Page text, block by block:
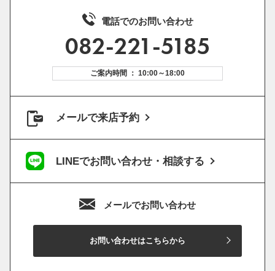
電話でのお問い合わせ
082-221-5185
ご案内時間 ： 10:00～18:00
メールで来店予約
LINEでお問い合わせ・相談する
メールでお問い合わせ
お問い合わせはこちらから